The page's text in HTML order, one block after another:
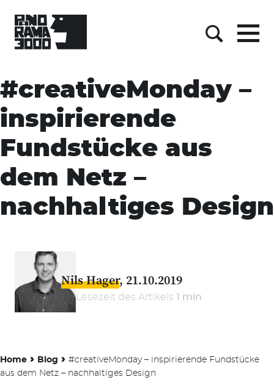
content
Menu
#creativeMonday –
inspirierende
Fundstücke aus
dem Netz –
nachhaltiges Design
Nils Hager 21.10.2019
Lesezeit des Artikels 1 min
Home › Blog › #creativeMonday – inspirierende Fundstücke
aus dem Netz – nachhaltiges Design